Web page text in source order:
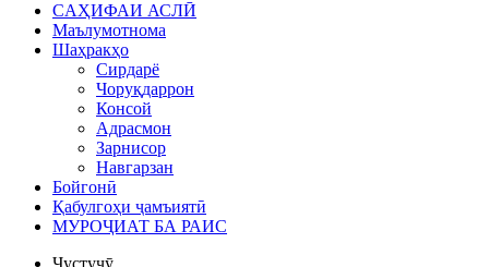
CАҲИФАИ АСЛӢ
Маълумотнома
Шаҳракҳо
Сирдарё
Чоруқдаррон
Консой
Адрасмон
Зарнисор
Навгарзан
Бойгонӣ
Қабулгоҳи ҷамъиятӣ
МУРОҶИАТ БА РАИС
Ҷустуҷӯ